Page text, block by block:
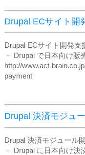
Drupal ECサイト開
Drupal ECサイト開発
－ Drupal で日本向け販
http://www.act-
payment
Drupal 決済モジュ
Drupal 決済モジュール
－ Drupal に日本向け決